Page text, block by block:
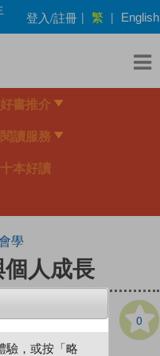
登入/註冊 | 繁 | English
好書推介
閱讀服務
十本好讀
學
人成長
0
驗，或按「略